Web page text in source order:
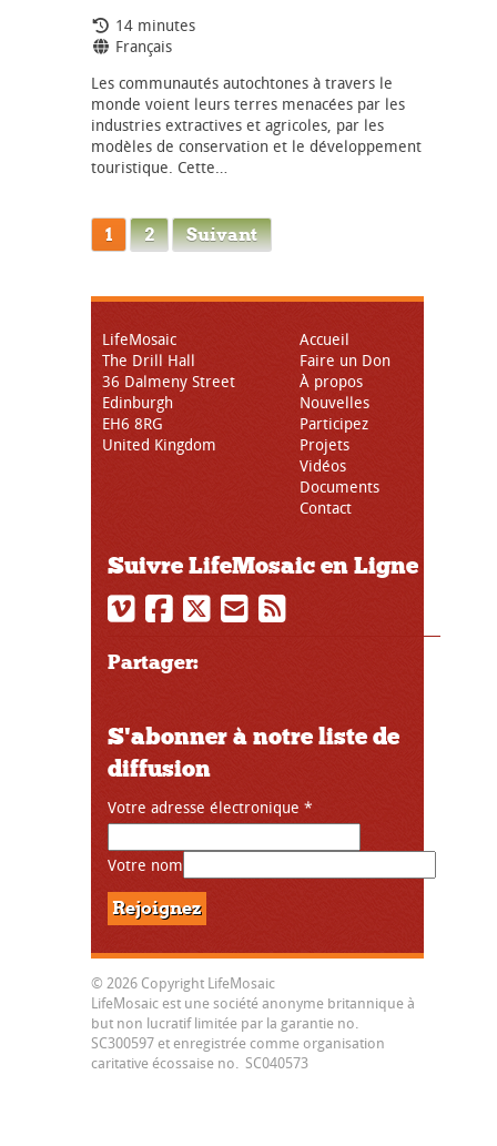
Durée:
14 minutes
Langues:
Français
Les communautés autochtones à travers le
monde voient leurs terres menacées par les
industries extractives et agricoles, par les
modèles de conservation et le développement
touristique. Cette…
1 2 Suivant
LifeMosaic
The Drill Hall
36 Dalmeny Street
Edinburgh
EH6 8RG
United Kingdom
Accueil
Faire un Don
À propos
Nouvelles
Participez
Projets
Vidéos
Documents
Contact
Suivre LifeMosaic en Ligne
Partager:
S'abonner à notre liste de
diffusion
Votre adresse électronique *
Votre nom
© 2026 Copyright LifeMosaic
LifeMosaic est une société anonyme britannique à
but non lucratif limitée par la garantie no.
SC300597 et enregistrée comme organisation
caritative écossaise no. SC040573